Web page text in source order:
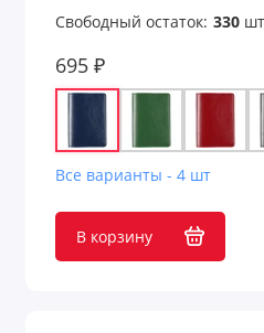
Свободный остаток: 330
695 ₽
Все варианты - 4 шт
В корзину